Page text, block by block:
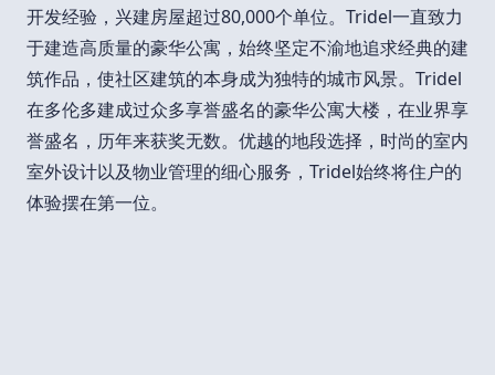
开发经验，兴建房屋超过80,000个单位。Tridel一直致力
于建造高质量的豪华公寓，始终坚定不渝地追求经典的建
筑作品，使社区建筑的本身成为独特的城市风景。Tridel
在多伦多建成过众多享誉盛名的豪华公寓大楼，在业界享
誉盛名，历年来获奖无数。优越的地段选择，时尚的室内
室外设计以及物业管理的细心服务，Tridel始终将住户的
体验摆在第一位。